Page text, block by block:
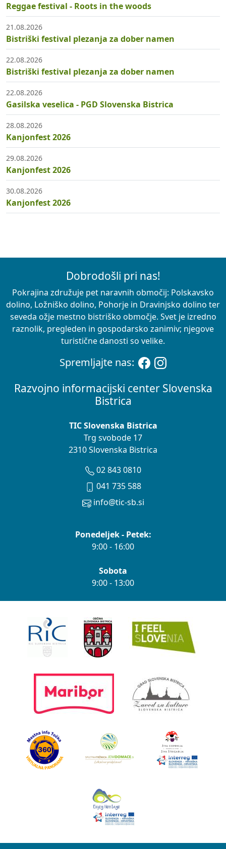
Reggae festival - Roots in the woods
21.08.2026
Bistriški festival plezanja za dober namen
22.08.2026
Bistriški festival plezanja za dober namen
22.08.2026
Gasilska veselica - PGD Slovenska Bistrica
28.08.2026
Kanjonfest 2026
29.08.2026
Kanjonfest 2026
30.08.2026
Kanjonfest 2026
Razvojno informacijski center Slovenska
Bistrica
TIC Slovenska Bistrica
Trg svobode 17
2310 Slovenska Bistrica
02 843 0810
041 735 588
info@tic-sb.si
Ponedeljek - Petek:
9:00 - 16:00
Sobota
9:00 - 13:00
Dobrodošli pri nas!
Pokrajina združuje pet naravnih območij: Polskavsko
dolino, Ložniško dolino, Pohorje in Dravinjsko dolino ter
seveda ožje mestno bistriško območje. Svet je izredno
raznolik, pregleden in gospodarsko zanimiv; njegove
turistične danosti so velike.
Spremljajte nas: